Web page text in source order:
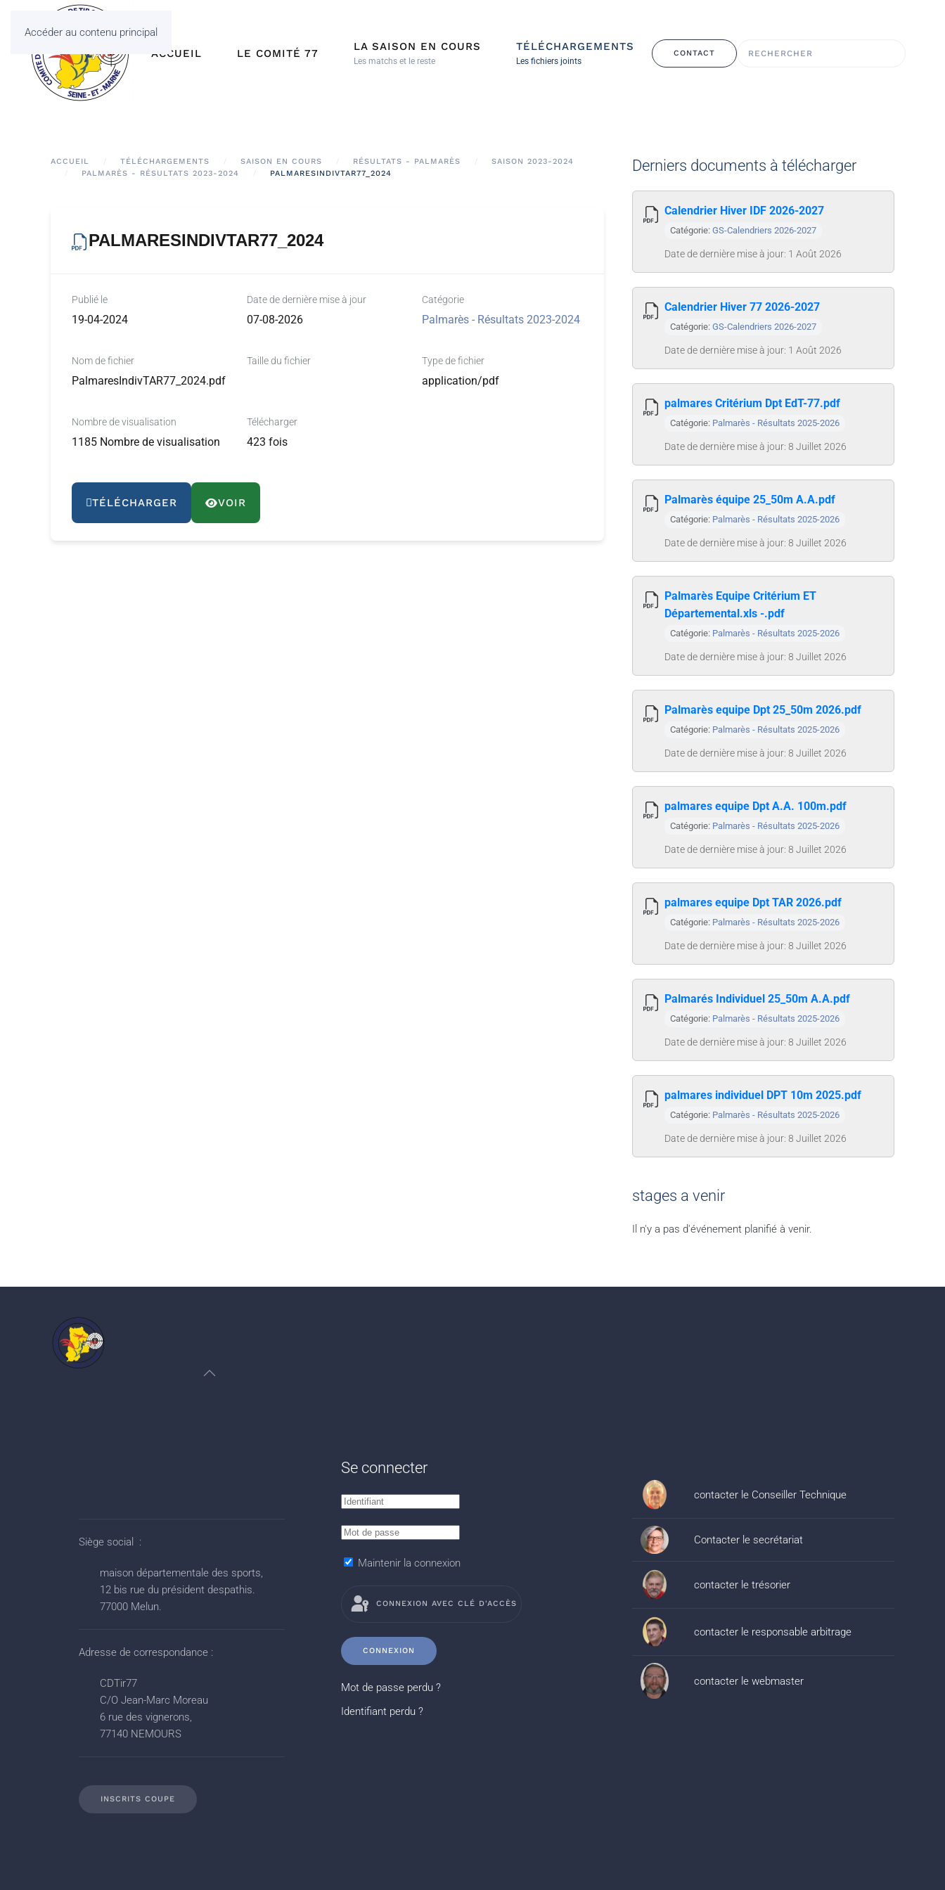
Accéder au contenu principal
ACCUEIL
LE COMITÉ 77
LA SAISON EN COURS
Les matchs et le reste
TÉLÉCHARGEMENTS
Les fichiers joints
CONTACT
ACCUEIL TÉLÉCHARGEMENTS SAISON EN COURS RÉSULTATS - PALMARÈS
SAISON 2023-2024
PALMARÈS - RÉSULTATS 2023-2024
PALMARESINDIVTAR77_2024
PALMARESINDIVTAR77_2024
Publié le
19-04-2024
Date de dernière mise à jour
07-08-2026
Catégorie
Palmarès - Résultats 2023-2024
Nom de fichier
PalmaresIndivTAR77_2024.pdf
Taille du fichier Type de fichier
application/pdf
Nombre de visualisation
1185 Nombre de visualisation
Télécharger
423 fois
TÉLÉCHARGER VOIR
Derniers documents à télécharger
Calendrier Hiver IDF 2026-2027
Catégorie: GS-Calendriers 2026-2027
Date de dernière mise à jour: 1 Août 2026
Calendrier Hiver 77 2026-2027
Catégorie: GS-Calendriers 2026-2027
Date de dernière mise à jour: 1 Août 2026
palmares Critérium Dpt EdT-77.pdf
Catégorie: Palmarès - Résultats 2025-2026
Date de dernière mise à jour: 8 Juillet 2026
Palmarès équipe 25_50m A.A.pdf
Catégorie: Palmarès - Résultats 2025-2026
Date de dernière mise à jour: 8 Juillet 2026
Palmarès Equipe Critérium ET
Départemental.xls -.pdf
Catégorie: Palmarès - Résultats 2025-2026
Date de dernière mise à jour: 8 Juillet 2026
Palmarès equipe Dpt 25_50m 2026.pdf
Catégorie: Palmarès - Résultats 2025-2026
Date de dernière mise à jour: 8 Juillet 2026
palmares equipe Dpt A.A. 100m.pdf
Catégorie: Palmarès - Résultats 2025-2026
Date de dernière mise à jour: 8 Juillet 2026
palmares equipe Dpt TAR 2026.pdf
Catégorie: Palmarès - Résultats 2025-2026
Date de dernière mise à jour: 8 Juillet 2026
Palmarés Individuel 25_50m A.A.pdf
Catégorie: Palmarès - Résultats 2025-2026
Date de dernière mise à jour: 8 Juillet 2026
palmares individuel DPT 10m 2025.pdf
Catégorie: Palmarès - Résultats 2025-2026
Date de dernière mise à jour: 8 Juillet 2026
stages a venir
Il n'y a pas d'événement planifié à venir.
Siège social :
maison départementale des sports,
12 bis rue du président despathis.
77000 Melun.
Adresse de correspondance :
CDTir77
C/O Jean-Marc Moreau
6 rue des vignerons,
77140 NEMOURS
INSCRITS COUPE
Se connecter
Maintenir la connexion
CONNEXION AVEC CLÉ D'ACCÈS
CONNEXION
Mot de passe perdu ?
Identifiant perdu ?
contacter le Conseiller Technique
Contacter le secrétariat
contacter le trésorier
contacter le responsable arbitrage
contacter le webmaster